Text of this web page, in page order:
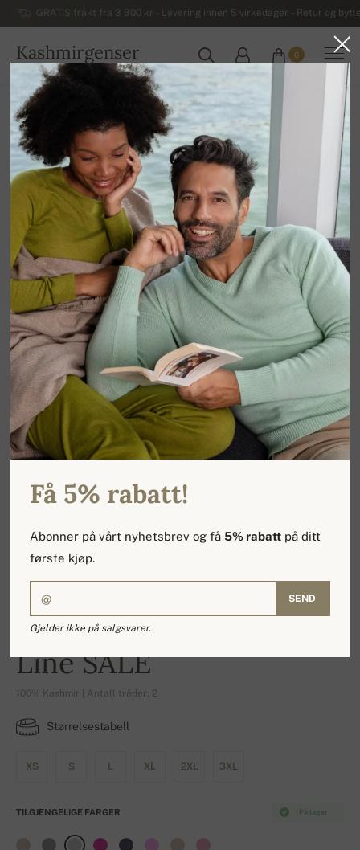
GRATIS frakt fra 3 300 kr – Levering innen 5 virkedager – Retur og
Kashmirgenser
NORGE
0
Hjem
-17%
Line SALE
100% Kashmir | Antall tråder: 2
Størrelsestabell
XS S L XL 2XL 3XL
På lager
TILGJENGELIGE FARGER
Få 5% rabatt!
Abonner på vårt nyhetsbrev og få5% rabatt på ditt
første kjøp.
SEND
Gjelder ikke på salgsvarer.